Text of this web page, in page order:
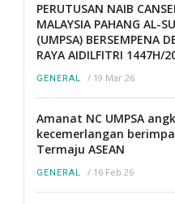
PERUTUSAN NAIB
MALAYSIA PAHANG AL-
(UMPSA) BERSEMPENA
RAYA AIDILFITRI 1447H/
GENERAL / 19 Mar 26
Amanat NC UMPSA
kecemerlangan
Termaju ASEAN
GENERAL / 16 Feb 26